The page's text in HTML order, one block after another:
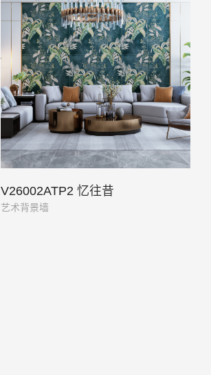
V26002ATP2 忆往昔
艺术背景墙